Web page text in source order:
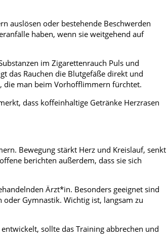
auslösen oder bestehende Beschwerden
haben, wenn sie weitgehend auf
im Zigarettenrauch Puls und
das Rauchen die Blutgefäße direkt und
die man beim Vorhofflimmern fürchtet.
dass koffeinhaltige Getränke Herzrasen
Bewegung stärkt Herz und Kreislauf, senkt
berichten außerdem, dass sie sich
Ärzt*in. Besonders geeignet sind
Gymnastik. Wichtig ist, langsam zu
sollte das Training abbrechen und